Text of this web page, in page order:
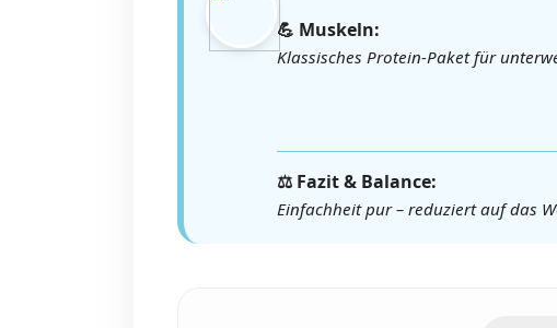
💪 Muskeln:
Klassisches Protein-Paket für
⚖️ Fazit & Balance:
Einfachheit pur – reduziert auf das